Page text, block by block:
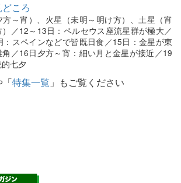
ころ
方～宵）、火星（未明～明け方）、土星（宵
）／12～13日：ペルセウス座流星群が極大／
：スペインなどで皆既日食／15日：金星が東
／16日夕方～宵：細い月と金星が接近／19
七夕
「特集一覧 」もご覧ください